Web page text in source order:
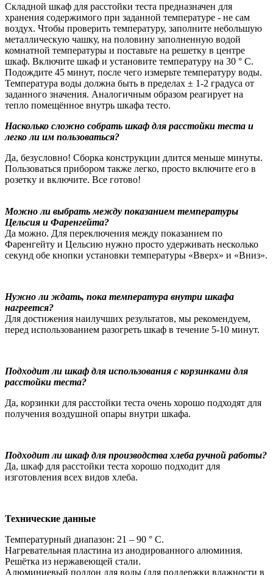
Складной шкаф для расстойки теста предназначен для
хранения содержимого при заданной температуре - не сам
воздух. Чтобы проверить температуру, заполните небольшую
металлическую чашку, на половину заполненную водой
комнатной температуры и поставьте на решетку в центре
шкаф. Включите шкаф и установите температуру на 30 ° C.
Подождите 45 минут, после чего измерьте температуру воды.
Температура воды должна быть в пределах ± 1-2 градуса от
заданного значения. Аналогичным образом реагирует на
тепло помещённое внутрь шкафа тесто.
Насколько сложно собрать шкаф для расстойки теста и
легко ли им пользоваться?
Да, безусловно! Сборка конструкции длится меньше минуты.
Пользоваться прибором также легко, просто включите его в
розетку и включите. Все готово!
Можно ли выбрать между показанием температуры
Цельсия и Фаренгейта?
Да можно. Для переключения между показанием по
Фаренгейту и Цельсию нужно просто удерживать несколько
секунд обе кнопки установки температуры «Вверх» и «Вниз».
Нужно ли ждать, пока температура внутри шкафа
нагреется?
Для достижения наилучших результатов, мы рекомендуем,
перед использованием разогреть шкаф в течение 5-10 минут.
Подходит ли шкаф для использования с корзинками для
расстойки теста?
Да, корзинки для расстойки теста очень хорошо подходят для
получения воздушной опары внутри шкафа.
Подходит ли шкаф для производства хлеба ручной работы?
Да, шкаф для расстойки теста хорошо подходит для
изготовления всех видов хлеба.
Технические данные
Температурный диапазон: 21 – 90 ° C.
Нагревательная пластина из анодированного алюминия.
Решётка из нержавеющей стали.
Алюминиевый поддон для воды (для поддержки влажности в